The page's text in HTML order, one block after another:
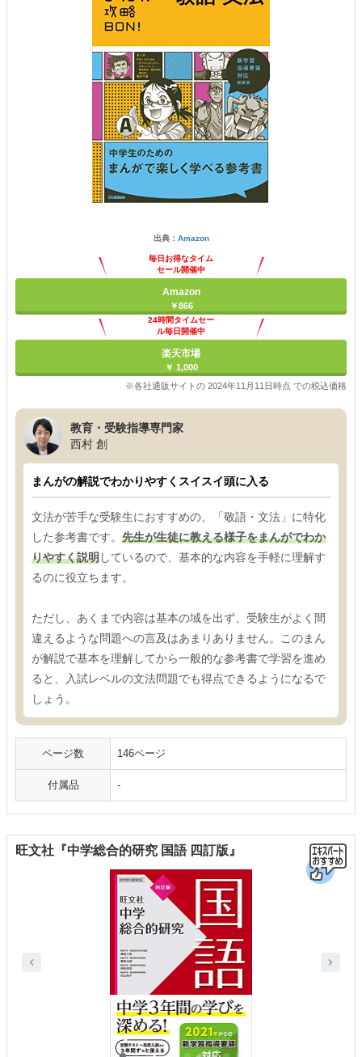
出典： Amazon
毎日お得なタイム
セール開催中
Amazon
￥866
24時間タイムセー
ル毎日開催中
楽天市場
￥ 1,000
※各社通販サイトの 2024年11月11日時点 での税込価格
教育・受験指導専門家
西村 創
まんがの解説でわかりやすくスイスイ頭に入る
文法が苦手な受験生におすすめの、「敬語・文法」に特化
した参考書です。 先生が生徒に教える様子をまんがでわか
りやすく説明しているので、基本的な内容を手軽に理解す
るのに役立ちます。
ただし、あくまで内容は基本の域を出ず、受験生がよく間
違えるような問題への言及はあまりありません。このまん
が解説で基本を理解してから一般的な参考書で学習を進め
ると、入試レベルの文法問題でも得点できるようになるで
しょう。
ページ数 146ページ
付属品 -
旺文社『中学総合的研究 国語 四訂版』